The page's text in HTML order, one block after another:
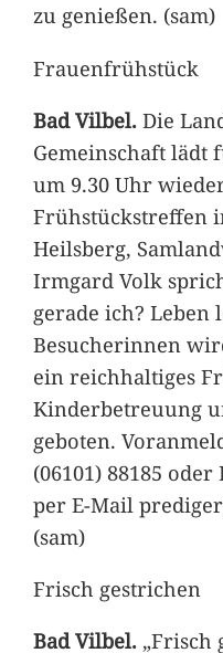
zu genießen. (sam)
Frauenfrühstück
Bad Vilbel.Die
Gemeinschaft lädt
um 9.30 Uhr
Frühstückstreffen
Heilsberg,
Irmgard Volk
gerade ich? Leben
Besucherinnen
ein reichhaltiges
Kinderbetreuung
geboten.
(06101) 88185 oder
per E-Mail
(sam)
Frisch gestrichen
Bad Vilbel.„Frisch